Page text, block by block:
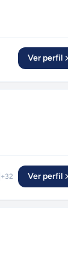
Ver perfil
+32 Ver perfil